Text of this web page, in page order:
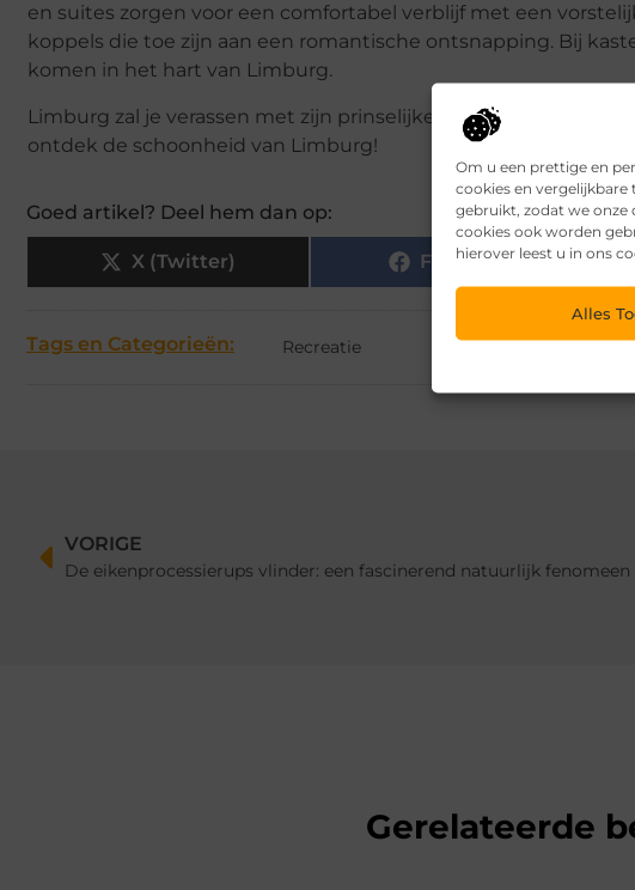
Om u een prettige en
cookies en
gebruikt, zodat we onze
cookies ook worden
hierover leest u in ons
Alles
en suites zorgen voor een comfortabel verblijf met een
koppels die toe zijn aan een romantische ontsnapping. Bij
komen in het hart van Limburg.
Limburg zal je verassen met zijn prinselijke
ontdek de schoonheid van Limburg!
Goed artikel? Deel hem dan op:
X (Twitter) Facebook
Tags en Categorieën: Recreatie
VORIGE
De eikenprocessierups vlinder: een fascinerend natuurlijk fenomeen
Gerelateerde